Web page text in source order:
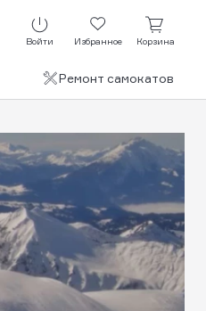
Войти Избранное Корзина
Ремонт самокатов